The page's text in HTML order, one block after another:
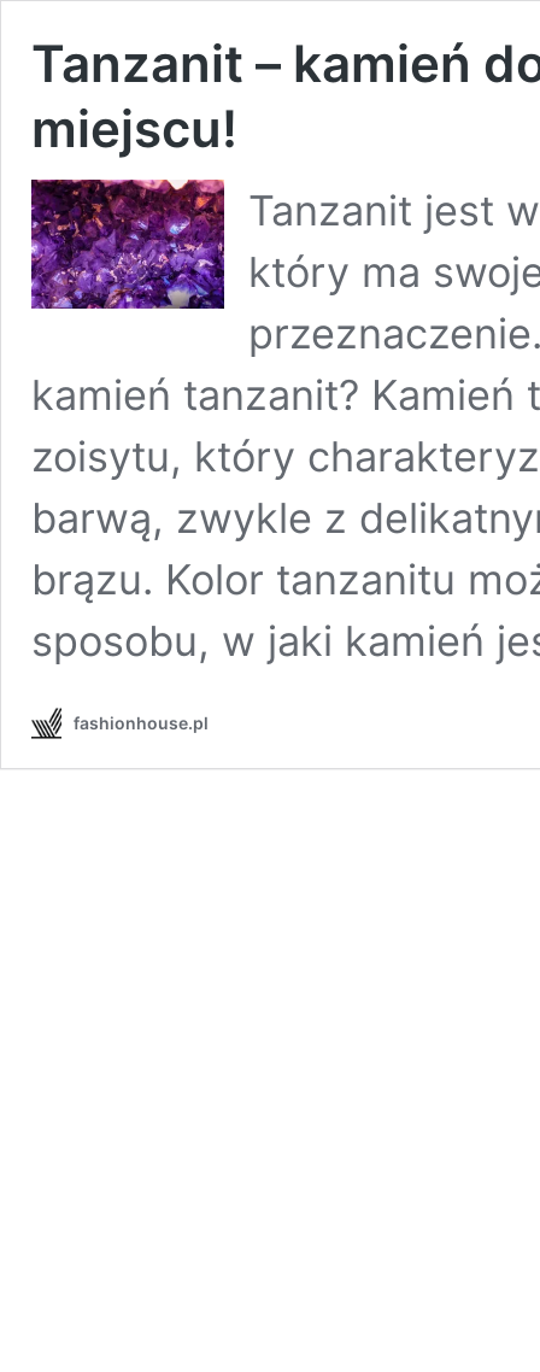
Tanzanit – kamień
miejscu!
Tanzanit jest
który ma
kamień tanzanit? Kamień
zoisytu, który
barwą, zwykle z
brązu. Kolor tanzanitu
sposobu, w jaki kamień
fashionhouse.pl